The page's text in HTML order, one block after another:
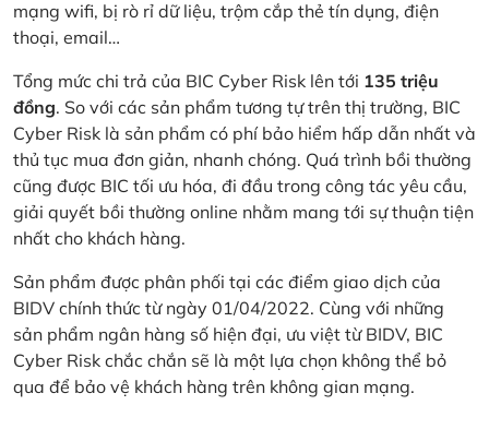
mạng wifi, bị rò rỉ dữ liệu, trộm cắp thẻ tín dụng, điện
thoại, email…
Tổng mức chi trả của BIC Cyber Risk lên tới 135 triệu
đồng. So với các sản phẩm tương tự trên thị trường, BIC
Cyber Risk là sản phẩm có phí bảo hiểm hấp dẫn nhất và
thủ tục mua đơn giản, nhanh chóng. Quá trình bồi thường
cũng được BIC tối ưu hóa, đi đầu trong công tác yêu cầu,
giải quyết bồi thường online nhằm mang tới sự thuận tiện
nhất cho khách hàng.
Sản phẩm được phân phối tại các điểm giao dịch của
BIDV chính thức từ ngày 01/04/2022. Cùng với những
sản phẩm ngân hàng số hiện đại, ưu việt từ BIDV, BIC
Cyber Risk chắc chắn sẽ là một lựa chọn không thể bỏ
qua để bảo vệ khách hàng trên không gian mạng.